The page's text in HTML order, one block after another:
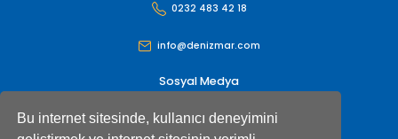
Bu internet sitesinde, kullanıcı deneyimini
0232 483 42 18
info@denizmar.com
Sosyal Medya